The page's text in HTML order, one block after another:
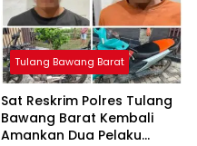
Tulang Bawang Barat
Sat Reskrim Polres Tulang
Bawang Barat Kembali
Amankan Dua Pelaku